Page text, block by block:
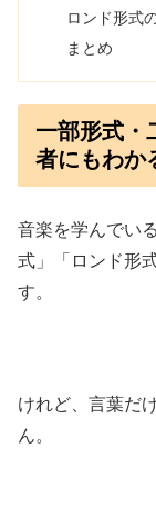
ロンド形式
まとめ
一部形式・
者にもわか
音楽を学んでい
式」「ロンド形
す。
けれど、言葉だ
ん。